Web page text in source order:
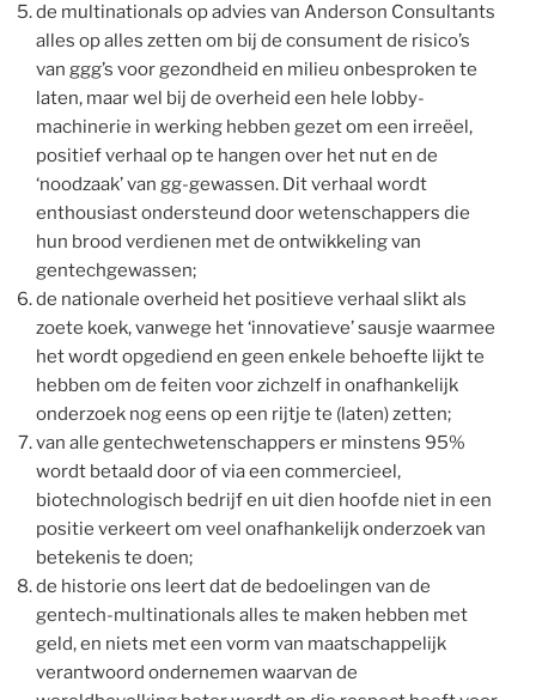
de multinationals op advies van Anderson Consultants
alles op alles zetten om bij de consument de risico’s
van ggg’s voor gezondheid en milieu onbesproken te
laten, maar wel bij de overheid een hele lobby-
machinerie in werking hebben gezet om een irreëel,
positief verhaal op te hangen over het nut en de
‘noodzaak’ van gg-gewassen. Dit verhaal wordt
enthousiast ondersteund door wetenschappers die
hun brood verdienen met de ontwikkeling van
gentechgewassen;
de nationale overheid het positieve verhaal slikt als
zoete koek, vanwege het ‘innovatieve’ sausje waarmee
het wordt opgediend en geen enkele behoefte lijkt te
hebben om de feiten voor zichzelf in onafhankelijk
onderzoek nog eens op een rijtje te (laten) zetten;
van alle gentechwetenschappers er minstens 95%
wordt betaald door of via een commercieel,
biotechnologisch bedrijf en uit dien hoofde niet in een
positie verkeert om veel onafhankelijk onderzoek van
betekenis te doen;
de historie ons leert dat de bedoelingen van de
gentech-multinationals alles te maken hebben met
geld, en niets met een vorm van maatschappelijk
verantwoord ondernemen waarvan de